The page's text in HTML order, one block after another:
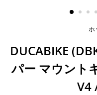
ホ
DUCABIKE
パー マウント
V4